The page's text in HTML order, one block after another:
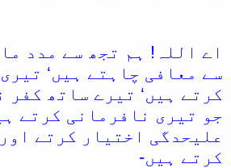
اے اللہ! ہم تجھ سے مدد
سے معافی چاہتے ہیں‘
کرتے ہیں‘ تیرے ساتھ کفر
جو تیری نافرمانی کرتے
علیحدگی اختیار کرتے
کرتے ہیں-